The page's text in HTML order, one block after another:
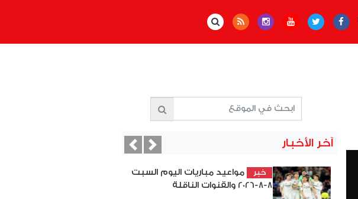
آخر الأخبار
خبر
مواعيد مباريات اليوم السبت
8-8-2026 والقنوات الناقلة
PreviousNext